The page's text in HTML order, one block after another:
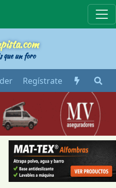
que un foro
Regístrate